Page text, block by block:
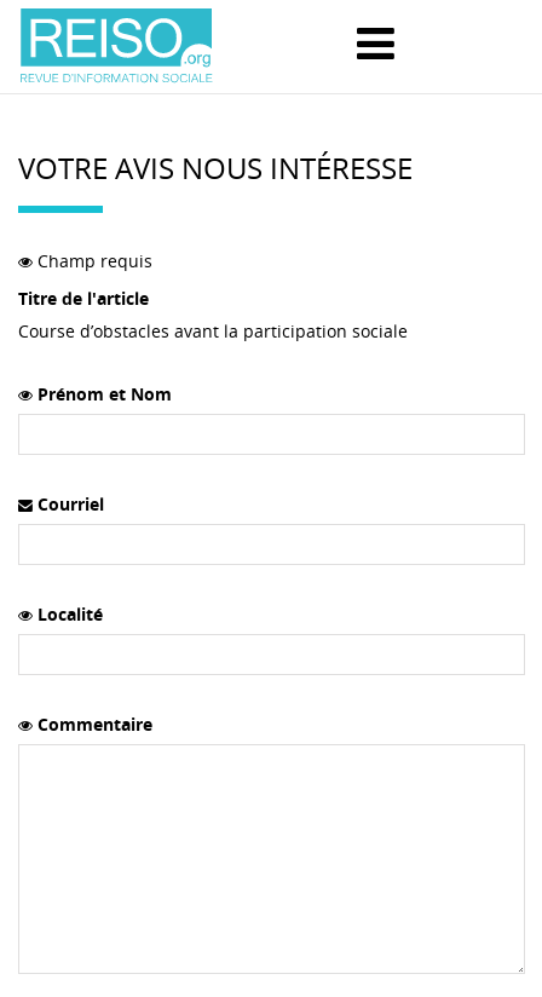
VOTRE AVIS NOUS INTÉRESSE
Champ requis
Titre de l'article
Course d’obstacles avant la participation sociale
Prénom et Nom
Courriel
Localité
Commentaire